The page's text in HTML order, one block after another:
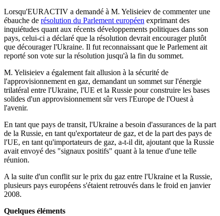
Lorsqu'EURACTIV a demandé à M. Yelisieiev de commenter une
ébauche de résolution du Parlement européen exprimant des
inquiétudes quant aux récents développements politiques dans son
pays, celui-ci a déclaré que la résolution devrait encourager plutôt
que décourager l'Ukraine. Il fut reconnaissant que le Parlement ait
reporté son vote sur la résolution jusqu'à la fin du sommet.
M. Yelisieiev a également fait allusion à la sécurité de
l'approvisionnement en gaz, demandant un sommet sur l'énergie
trilatéral entre l'Ukraine, l'UE et la Russie pour construire les bases
solides d'un approvisionnement sûr vers l'Europe de l'Ouest à
l'avenir.
En tant que pays de transit, l'Ukraine a besoin d'assurances de la part
de la Russie, en tant qu'exportateur de gaz, et de la part des pays de
l'UE, en tant qu'importateurs de gaz, a-t-il dit, ajoutant que la Russie
avait envoyé des "signaux positifs" quant à la tenue d'une telle
réunion.
A la suite d'un conflit sur le prix du gaz entre l'Ukraine et la Russie,
plusieurs pays européens s'étaient retrouvés dans le froid en janvier
2008.
Quelques éléments